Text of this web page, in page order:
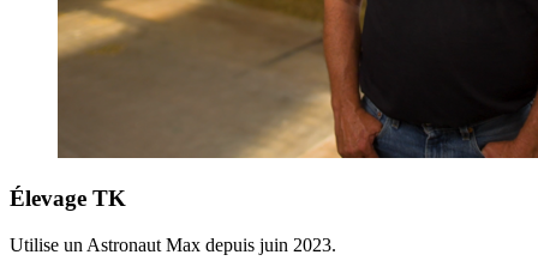
Élevage TK
Utilise un Astronaut Max depuis juin 2023.